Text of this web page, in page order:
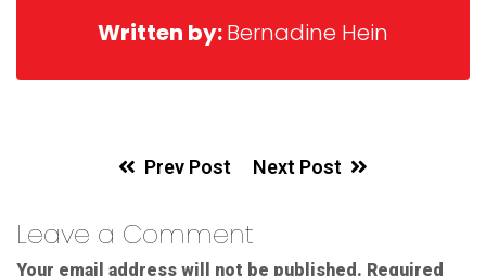
Written by:Bernadine Hein
Prev Post Next Post
Leave a Comment
Your email address will not be published. Required